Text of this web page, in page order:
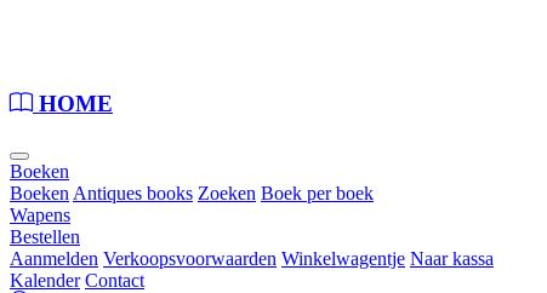
HOME
Boeken
BoekenAntiques books Zoeken Boek per boek
Wapens
Bestellen
Aanmelden Verkoopsvoorwaarden Winkelwagentje Naar kassa
Kalender Contact